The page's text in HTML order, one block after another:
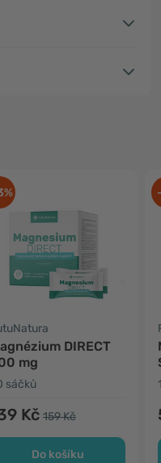
DIRECT
mg
sáčků
Kč 159 Kč
Do košíku